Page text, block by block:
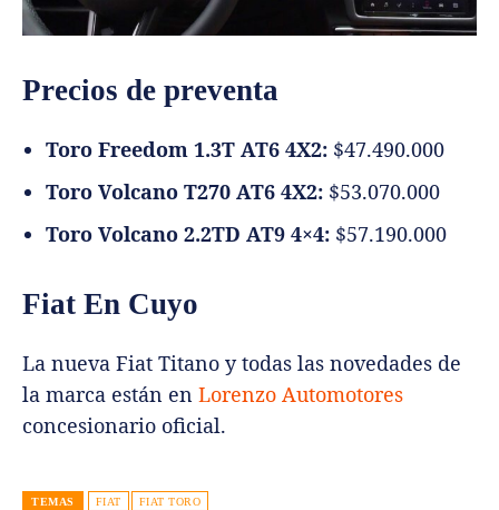
Precios de preventa
Toro Freedom 1.3T AT6 4X2: $47.490.000
Toro Volcano T270 AT6 4X2: $53.070.000
Toro Volcano 2.2TD AT9 4×4: $57.190.000
Fiat En Cuyo
La nueva Fiat Titano y todas las novedades de
la marca están en Lorenzo Automotores
concesionario oficial.
TEMAS FIAT FIAT TORO